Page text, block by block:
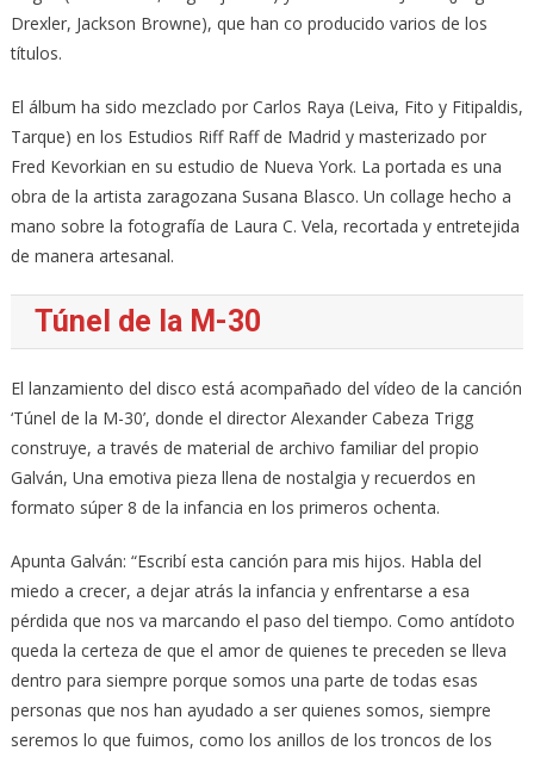
Drexler, Jackson Browne), que han co producido varios de los
títulos.
El álbum ha sido mezclado por Carlos Raya (Leiva, Fito y Fitipaldis,
Tarque) en los Estudios Riff Raff de Madrid y masterizado por
Fred Kevorkian en su estudio de Nueva York. La portada es una
obra de la artista zaragozana Susana Blasco. Un collage hecho a
mano sobre la fotografía de Laura C. Vela, recortada y entretejida
de manera artesanal.
Túnel de la M-30
El lanzamiento del disco está acompañado del vídeo de la canción
‘Túnel de la M-30’, donde el director Alexander Cabeza Trigg
construye, a través de material de archivo familiar del propio
Galván, Una emotiva pieza llena de nostalgia y recuerdos en
formato súper 8 de la infancia en los primeros ochenta.
Apunta Galván: “Escribí esta canción para mis hijos. Habla del
miedo a crecer, a dejar atrás la infancia y enfrentarse a esa
pérdida que nos va marcando el paso del tiempo. Como antídoto
queda la certeza de que el amor de quienes te preceden se lleva
dentro para siempre porque somos una parte de todas esas
personas que nos han ayudado a ser quienes somos, siempre
seremos lo que fuimos, como los anillos de los troncos de los